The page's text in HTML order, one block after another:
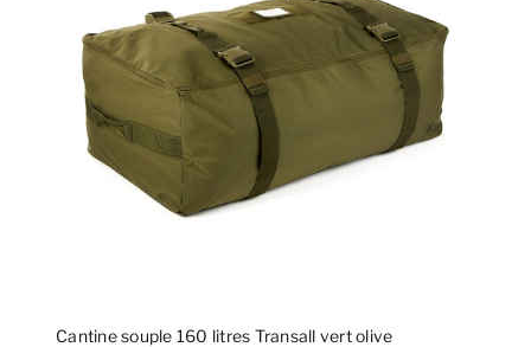
Cantine souple 160 litres Transall vert olive